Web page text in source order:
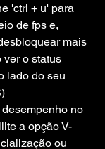
'ctrl + u' para
de fps e,
mais
ver o status
lado do seu
no
a opção V-
ou